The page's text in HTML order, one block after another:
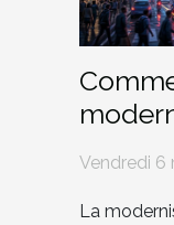
Vendredi 6
La